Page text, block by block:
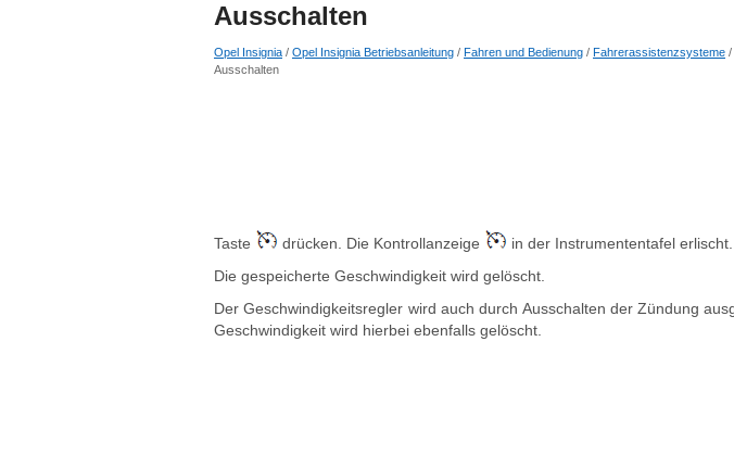
Ausschalten
Opel Insignia / Opel Insignia Betriebsanleitung / Fahren und Bedienung / Fahrerassistenzsysteme /
Ausschalten
Taste drücken. Die Kontrollanzeige
in der Instrumententafel erlischt.
Die gespeicherte Geschwindigkeit wird gelöscht.
Der Geschwindigkeitsregler wird auch durch Ausschalten der Zündung
Geschwindigkeit wird hierbei ebenfalls gelöscht.